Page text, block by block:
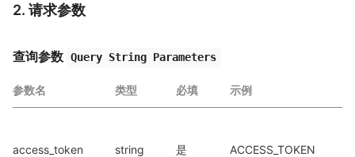
2. 请求参数
查询参数 Query String Parameters
参数名 类型 必填 示例
access_token string 是 ACCESS_TOKEN